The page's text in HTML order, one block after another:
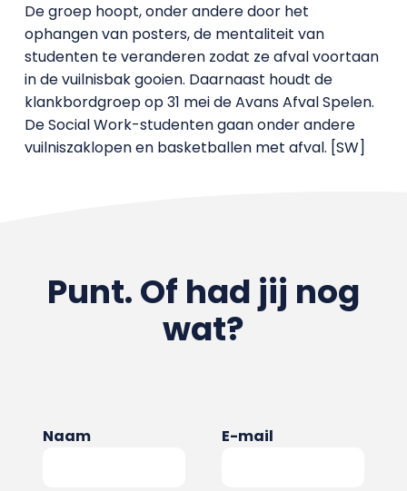
De groep hoopt, onder andere door het
ophangen van posters, de mentaliteit van
studenten te veranderen zodat ze afval voortaan
in de vuilnisbak gooien. Daarnaast houdt de
klankbordgroep op 31 mei de Avans Afval Spelen.
De Social Work-studenten gaan onder andere
vuilniszaklopen en basketballen met afval. [SW]
Punt. Of had jij nog
wat?
Naam E-mail